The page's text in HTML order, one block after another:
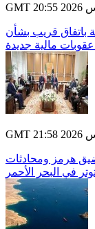
باتفاق قريب بشأن
مالية جديدة
هرمز ومحادثات
في البحر الأحمر